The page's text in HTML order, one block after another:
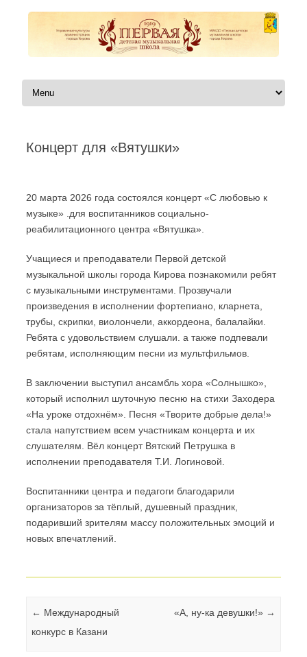
Перейти к содержимому
Концерт для «Вятушки»
20 марта 2026 года состоялся концерт «С любовью к
музыке» .для воспитанников социально-
реабилитационного центра «Вятушка».
Учащиеся и преподаватели Первой детской
музыкальной школы города Кирова познакомили ребят
с музыкальными инструментами. Прозвучали
произведения в исполнении фортепиано, кларнета,
трубы, скрипки, виолончели, аккордеона, балалайки.
Ребята с удовольствием слушали. а также подпевали
ребятам, исполняющим песни из мультфильмов.
В заключении выступил ансамбль хора «Солнышко»,
который исполнил шуточную песню на стихи Заходера
«На уроке отдохнём». Песня «Творите добрые дела!»
стала напутствием всем участникам концерта и их
слушателям. Вёл концерт Вятский Петрушка в
исполнении преподавателя Т.И. Логиновой.
Воспитанники центра и педагоги благодарили
организаторов за тёплый, душевный праздник,
подаривший зрителям массу положительных эмоций и
новых впечатлений.
Навигация по записям
← Международный
конкурс в Казани
«А, ну-ка девушки!» →